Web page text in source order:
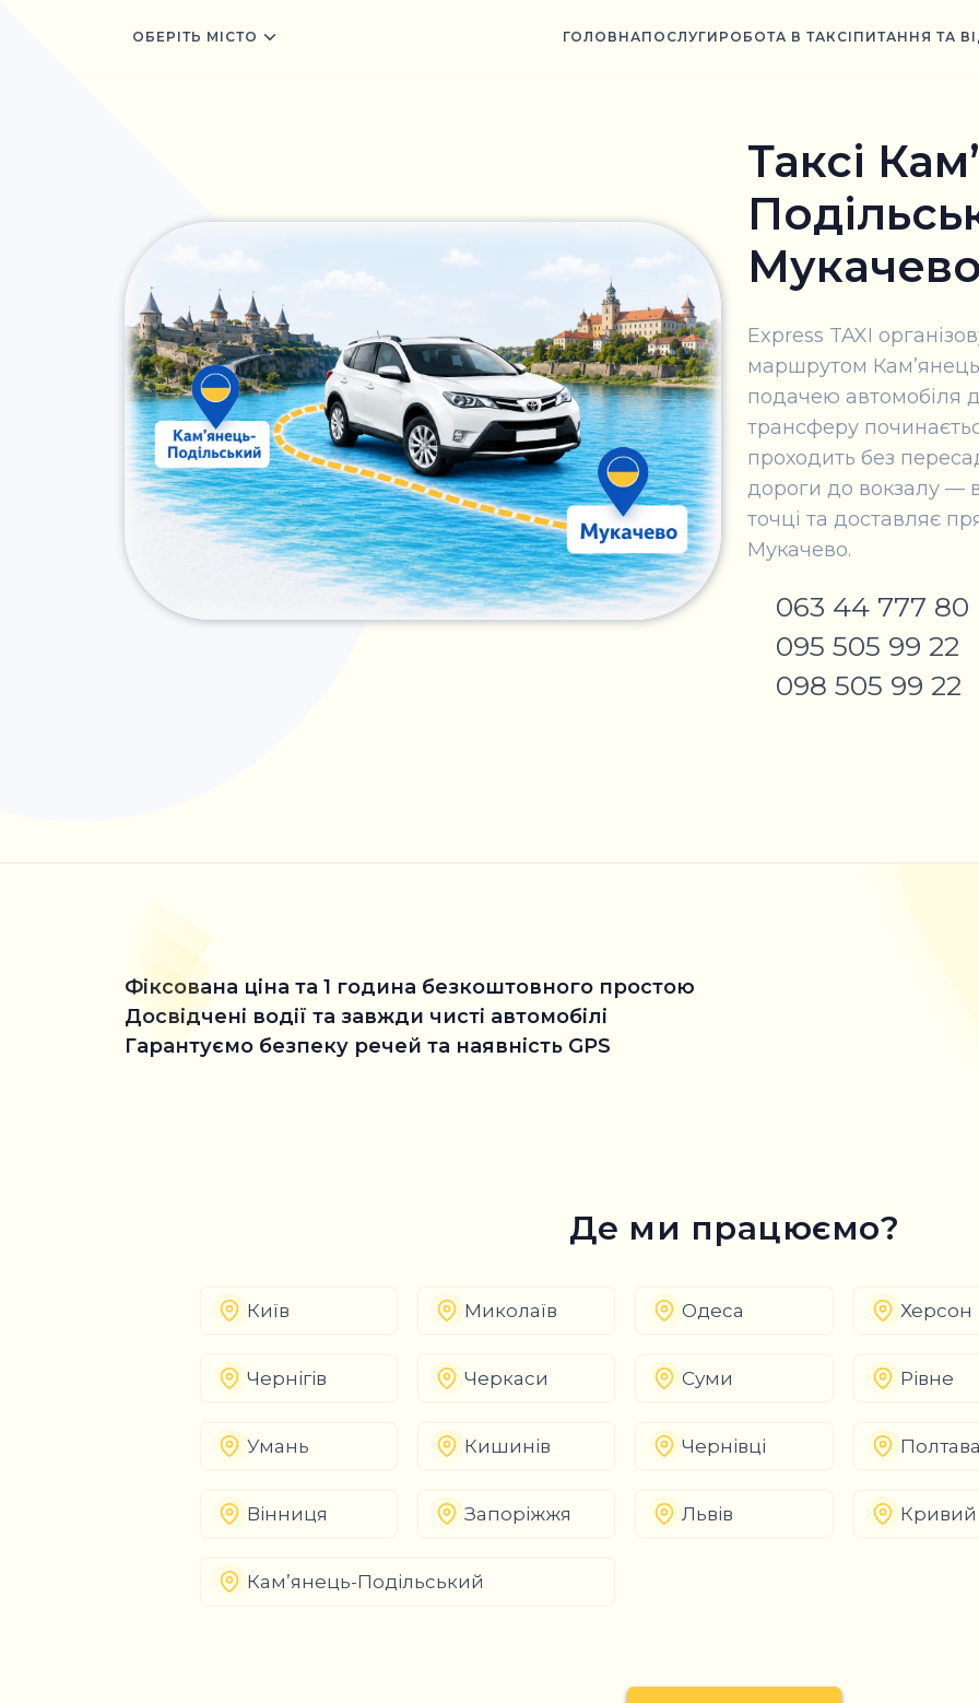
ОБЕРІТЬ МІСТО ГОЛОВНАПОСЛУГИ РОБОТА В ТАКСІ ПИТАННЯ ТА
Таксі
Express TAXI
маршрутом
подачею автомобіля
трансферу
проходить без
дороги до вокзалу —
точці та доставляє
Мукачево.
063 44 777 80
095 505 99 22
098 505 99 22
Фіксована ціна та 1 година безкоштовного простою
Досвідчені водії та завжди чисті автомобілі
Гарантуємо безпеку речей та наявність GPS
Де ми працюємо?
Київ Миколаїв Одеса Херсон
Чернігів Черкаси Суми Рівне
Умань Кишинів Чернівці
Вінниця Запоріжжя Львів Кривий
Кам’янець-Подільський